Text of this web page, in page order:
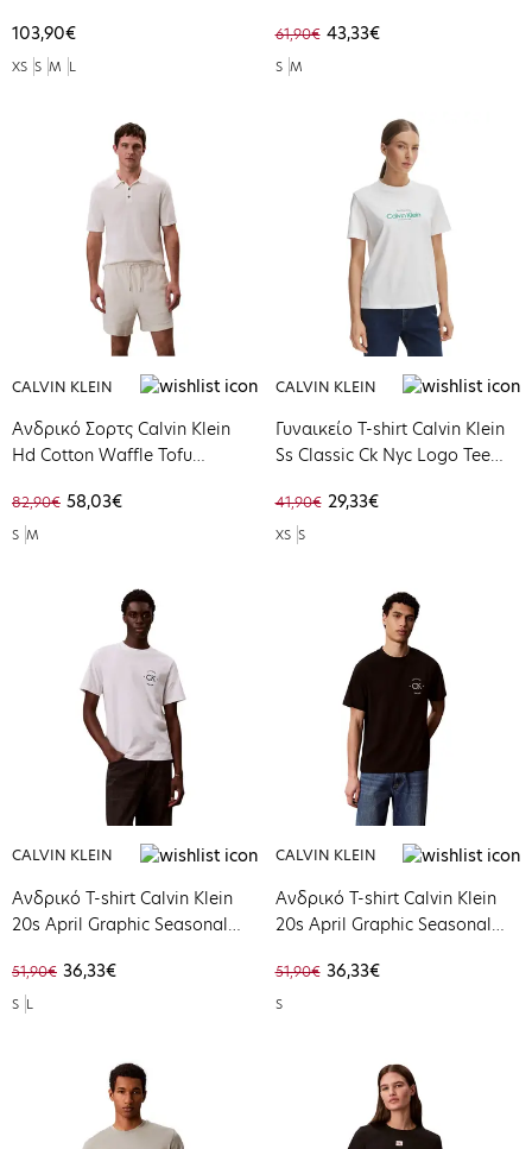
103,90€
XS S M L
61,90€ 43,33€
S M
CALVIN KLEIN
Ανδρικό Σορτς Calvin Klein
Hd Cotton Waffle Tofu
82,90€ 58,03€
S M
CALVIN KLEIN
Γυναικείο T-shirt Calvin Klein
Ss Classic Ck Nyc Logo Tee
41,90€ 29,33€
XS S
CALVIN KLEIN
Ανδρικό T-shirt Calvin Klein
20s April Graphic Seasonal
LV04RE825G-YAF
51,90€ 36,33€
S L
CALVIN KLEIN
Ανδρικό T-shirt Calvin Klein
20s April Graphic Seasonal
UB1
51,90€ 36,33€
S